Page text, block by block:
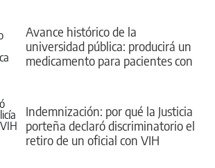
Avance histórico de la
universidad pública: producirá un
medicamento para pacientes con
Indemnización: por qué la Justicia
porteña declaró discriminatorio el
retiro de un oficial con VIH